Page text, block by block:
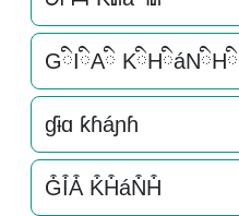
GིIིAི KིHིáNིHི
ɠɨɑ ƙɦáɲɦ
G͒I͒A͒ K͒H͒áN͒H͒